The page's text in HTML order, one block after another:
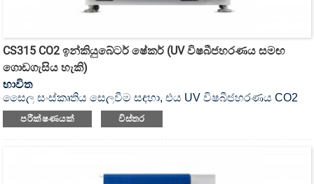
CS315 CO2 ඉන්කියුබේටර් ෂේකර් (UV විෂබීජහරණය සමඟ
ගොඩගැසිය හැකි)
භාවිත
සෛල සංස්කෘතිය සෙලවීම සඳහා, එය UV විෂබීජහරණය CO2
ඉන්කියුබේටර් ෂේකර් ය.
පරීක්ෂණයක් විස්තර